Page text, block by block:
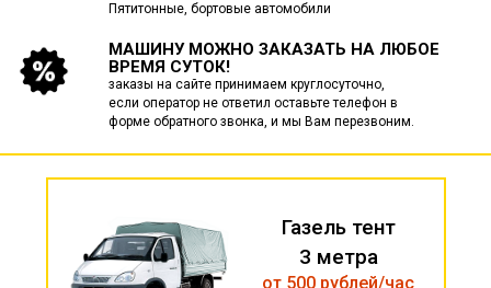
Пятитонные, бортовые автомобили
МАШИНУ МОЖНО ЗАКАЗАТЬ НА ЛЮБОЕ
ВРЕМЯ СУТОК!
заказы на сайте принимаем круглосуточно,
если оператор не ответил оставьте телефон в
форме обратного звонка, и мы Вам перезвоним.
Газель тент
3 метра
от 500 рублей/час